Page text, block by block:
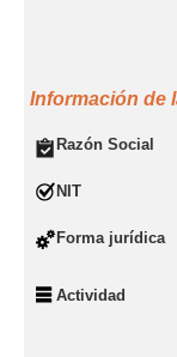
Información de
Razón Social
NIT
Forma jurídica
Actividad